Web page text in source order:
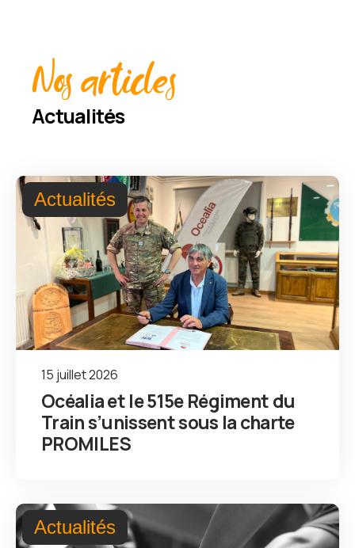
Nos articles
Actualités
Actualités
15 juillet 2026
Océalia et le 515e Régiment du
Train s’unissent sous la charte
PROMILES
Actualités